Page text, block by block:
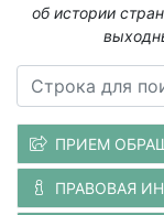
об истории
ПРИЕМ
ПРАВОВАЯ